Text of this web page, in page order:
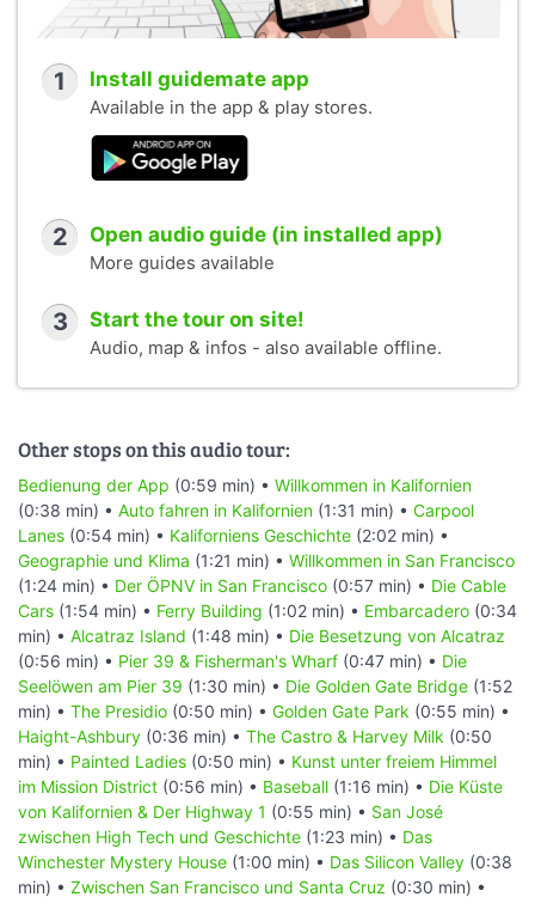
1 Install guidemate app
Available in the app & play stores.
2 Open audio guide (in installed app)
More guides available
3 Start the tour on site!
Audio, map & infos - also available offline.
Other stops on this audio tour:
Bedienung der App (0:59 min) • Willkommen in Kalifornien
(0:38 min) • Auto fahren in Kalifornien (1:31 min) • Carpool
Lanes (0:54 min) • Kaliforniens Geschichte (2:02 min) •
Geographie und Klima (1:21 min) • Willkommen in San Francisco
(1:24 min) • Der ÖPNV in San Francisco (0:57 min) • Die Cable
Cars (1:54 min) • Ferry Building (1:02 min) • Embarcadero (0:34
min) • Alcatraz Island (1:48 min) • Die Besetzung von Alcatraz
(0:56 min) • Pier 39 & Fisherman's Wharf (0:47 min) • Die
Seelöwen am Pier 39 (1:30 min) • Die Golden Gate Bridge (1:52
min) • The Presidio (0:50 min) • Golden Gate Park (0:55 min) •
Haight-Ashbury (0:36 min) • The Castro & Harvey Milk (0:50
min) • Painted Ladies (0:50 min) • Kunst unter freiem Himmel
im Mission District (0:56 min) • Baseball (1:16 min) • Die Küste
von Kalifornien & Der Highway 1 (0:55 min) • San José
zwischen High Tech und Geschichte (1:23 min) • Das
Winchester Mystery House (1:00 min) • Das Silicon Valley (0:38
min) • Zwischen San Francisco und Santa Cruz (0:30 min) •